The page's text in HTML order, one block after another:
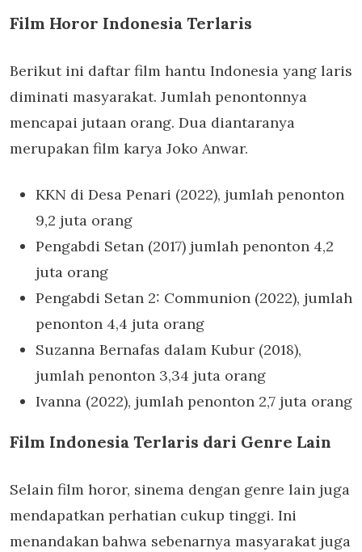
Film Horor Indonesia Terlaris
Berikut ini daftar film hantu Indonesia yang laris
diminati masyarakat. Jumlah penontonnya
mencapai jutaan orang. Dua diantaranya
merupakan film karya Joko Anwar.
KKN di Desa Penari (2022), jumlah penonton
9,2 juta orang
Pengabdi Setan (2017) jumlah penonton 4,2
juta orang
Pengabdi Setan 2: Communion (2022), jumlah
penonton 4,4 juta orang
Suzanna Bernafas dalam Kubur (2018),
jumlah penonton 3,34 juta orang
Ivanna (2022), jumlah penonton 2,7 juta orang
Film Indonesia Terlaris dari Genre Lain
Selain film horor, sinema dengan genre lain juga
mendapatkan perhatian cukup tinggi. Ini
menandakan bahwa sebenarnya masyarakat juga